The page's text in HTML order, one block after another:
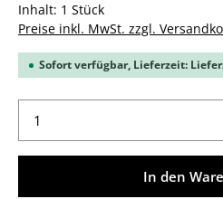
Inhalt: 1 Stück
Preise inkl. MwSt. zzgl.
Sofort verfügbar, Lieferzeit:
Produkt Anzahl: Gib den
In den